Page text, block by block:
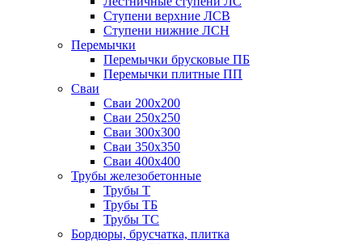
Ступени верхние ЛСВ
Ступени нижние ЛСН
Перемычки
Перемычки брусковые ПБ
Перемычки плитные ПП
Сваи
Сваи 200х200
Сваи 250х250
Сваи 300х300
Сваи 350х350
Сваи 400х400
Трубы железобетонные
Трубы Т
Трубы ТБ
Трубы ТС
Бордюры, брусчатка, плитка